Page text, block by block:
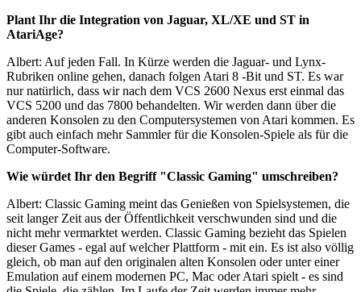
Plant Ihr die Integration von Jaguar, XL/XE und ST in
AtariAge?
Albert: Auf jeden Fall. In Kürze werden die Jaguar- und Lynx-
Rubriken online gehen, danach folgen Atari 8 -Bit und ST. Es war
nur natürlich, dass wir nach dem VCS 2600 Nexus erst einmal das
VCS 5200 und das 7800 behandelten. Wir werden dann über die
anderen Konsolen zu den Computersystemen von Atari kommen. Es
gibt auch einfach mehr Sammler für die Konsolen-Spiele als für die
Computer-Software.
Wie würdet Ihr den Begriff "Classic Gaming" umschreiben?
Albert: Classic Gaming meint das Genießen von Spielsystemen, die
seit langer Zeit aus der Öffentlichkeit verschwunden sind und die
nicht mehr vermarktet werden. Classic Gaming bezieht das Spielen
dieser Games - egal auf welcher Plattform - mit ein. Es ist also völlig
gleich, ob man auf den originalen alten Konsolen oder unter einer
Emulation auf einem modernen PC, Mac oder Atari spielt - es sind